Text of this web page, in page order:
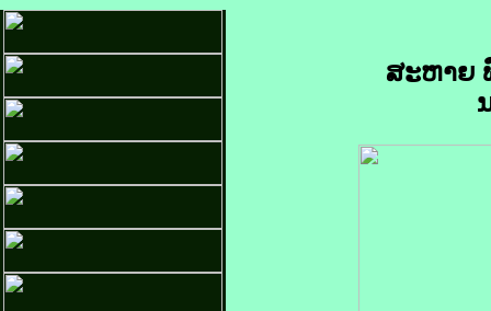
ສະຫາຍ